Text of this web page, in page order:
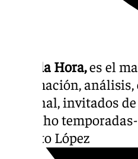
Llegó la Hora,es el
información,
personal, invitados
son ocho
Roberto López